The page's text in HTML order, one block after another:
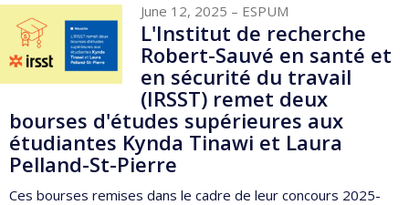
June 12, 2025 – ESPUM
L'Institut de recherche
Robert-Sauvé en santé et
en sécurité du travail
(IRSST) remet deux
bourses d'études supérieures aux
étudiantes Kynda Tinawi et Laura
Pelland-St-Pierre
Ces bourses remises dans le cadre de leur concours 2025-